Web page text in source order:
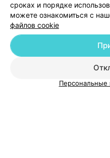
Новости
Медицинский
сроках и порядке
можете ознакомиться с
файлов cookie
Персональные